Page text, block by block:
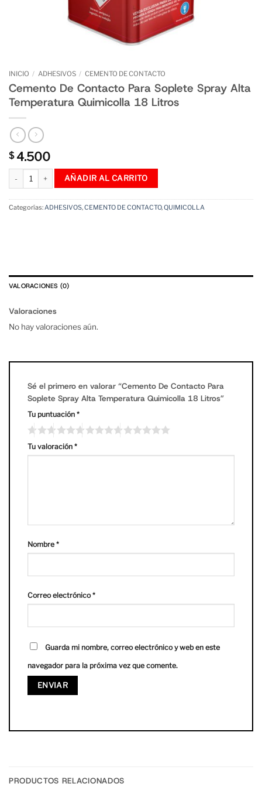
INICIO / ADHESIVOS / CEMENTO DE CONTACTO
Cemento De Contacto Para Soplete Spray Alta
Temperatura Quimicolla 18 Litros
$4.500
Cemento De Contacto Para Soplete Spray Alta Temperatura Quimicolla 18
AÑADIR AL CARRITO
Categorías:ADHESIVOS,CEMENTO DE CONTACTO,QUIMICOLLA
VALORACIONES (0)
Valoraciones
No hay valoraciones aún.
Sé el primero en valorar “Cemento De Contacto Para
Soplete Spray Alta Temperatura Quimicolla 18 Litros”
Tu puntuación *
Tu valoración *
Nombre *
Correo electrónico*
Guarda mi nombre, correo electrónico y web en este
navegador para la próxima vez que comente.
PRODUCTOS RELACIONADOS